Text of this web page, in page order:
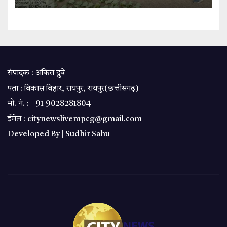
संपादक : अंकित दुबे
पता : विकास विहार, रायपुर, रायपुर(छत्तीसगढ़)
मो. नं. : +91 9028281804
ईमेल : citynewslivempcg@gmail.com
Developed By | Sudhir Sahu